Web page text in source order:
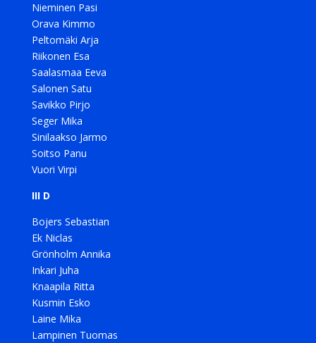
Nieminen Pasi
Orava Kimmo
Peltomäki Arja
Riikonen Esa
Saalasmaa Eeva
Salonen Satu
Savikko Pirjo
Seger Mika
Sinilaakso Jarmo
Soitso Panu
Vuori Virpi
III D
Bojers Sebastian
Ek Niclas
Grönholm Annika
Inkari Juha
Knaapila Ritta
Kusmin Esko
Laine Mika
Lampinen Tuomas